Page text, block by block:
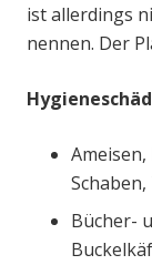
ist allerdings
nennen. Der
Ameisen,
Bücher-